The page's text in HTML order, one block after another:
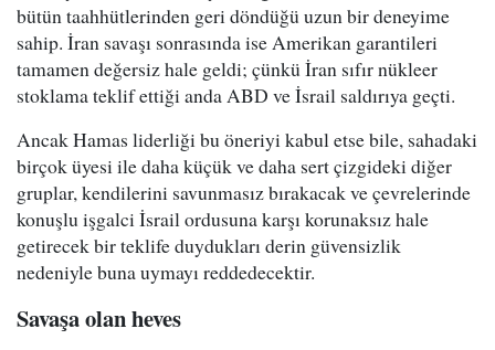
bütün taahhütlerinden geri döndüğü uzun bir deneyime
sahip. İran savaşı sonrasında ise Amerikan garantileri
tamamen değersiz hale geldi; çünkü İran sıfır nükleer
stoklama teklif ettiği anda ABD ve İsrail saldırıya geçti.
Ancak Hamas liderliği bu öneriyi kabul etse bile, sahadaki
birçok üyesi ile daha küçük ve daha sert çizgideki diğer
gruplar, kendilerini savunmasız bırakacak ve çevrelerinde
konuşlu işgalci İsrail ordusuna karşı korunaksız hale
getirecek bir teklife duydukları derin güvensizlik
nedeniyle buna uymayı reddedecektir.
Savaşa olan heves